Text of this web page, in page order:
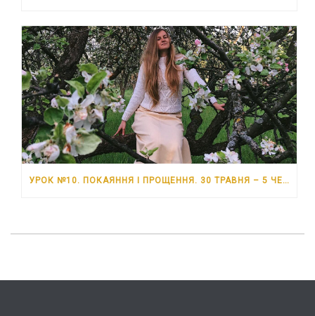
УРОК №10. ПОКАЯННЯ І ПРОЩЕННЯ. 30 ТРАВНЯ – 5 ЧЕРВНЯ 2026 РОКУ